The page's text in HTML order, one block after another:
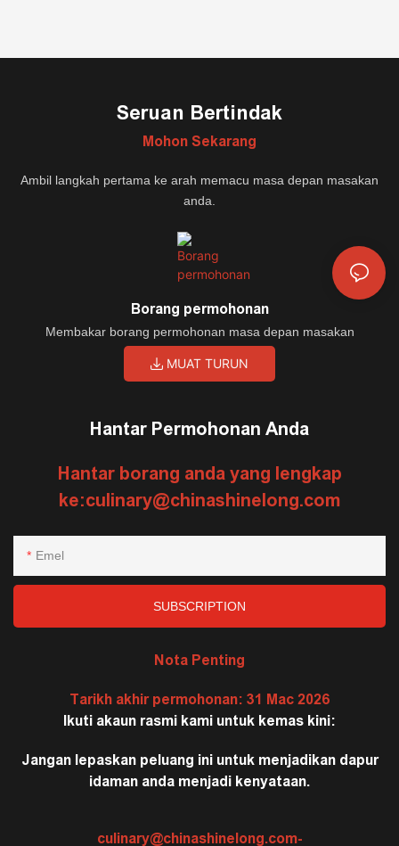
Seruan Bertindak
Mohon Sekarang
Ambil langkah pertama ke arah memacu masa depan masakan
anda.
Borang permohonan
Membakar borang permohonan masa depan masakan
MUAT TURUN
Hantar Permohonan Anda
Hantar borang anda yang lengkap
ke:culinary@chinashinelong.com
Emel
SUBSCRIPTION
Nota Penting
Tarikh akhir permohonan: 31 Mac 2026
Ikuti akaun rasmi kami untuk kemas kini:
Jangan lepaskan peluang ini untuk menjadikan dapur
idaman anda menjadi kenyataan.
culinary@chinashinelong.com-